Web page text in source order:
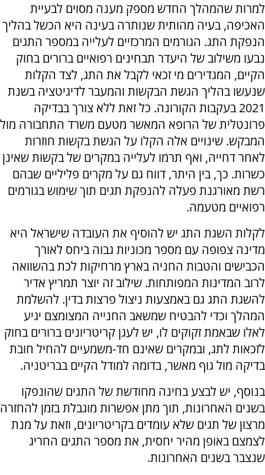
למרות שהמהלך החדש מספק מענה מסוים לבעיית
האכיפה, בעיה מהותית שנותרה בעינה היא הכשל בהליך
הנפקת התג. הגורמים המרכזיים לעלייה במספר התגים
נבעו משילוב של היעדר תבחינים רפואיים ברורים בחוק
הקיים, המגדירים מי זכאי לקבל את התג, לצד הקלות
שנעשו בהליך הגשת הבקשות והמעבר לדיגיטציה בשנת
2021 בעקבות הקורונה. כל זאת ללא צורך בבדיקה
פרונטלית של הרופא המאשר מטעם משרד התחבורה מול
המבקש. שינויים אלה הקלו על הגשת בקשות חוזרות
לאחר דחייה, ואף תרמו לעלייה במקרים של בקשות שאינן
כשרות. כך, בין היתר, דווח גם על מקרים פליליים שבהם
רשת מאורגנת פעלה להנפקת תגים תוך שימוש בגורמים
רפואיים מטעמה.
לקלות השגת התג יש להוסיף את העובדה שישראל היא
מדינה צפופה עם מספר מכוניות גבוה ביחס לאורך
הכבישים והטבות החניה בארץ מרחיקות לכת בהשוואה
לרוב המדינות המפותחות. שילוב זה יוצר תמריץ אדיר
להשגת התג גם באמצעות ניצול פרצות בדין. להשלמת
המהלך וכדי להבטיח שמשאב החנייה המצומצם יגיע
לאלו שבאמת זקוקים לו, יש לעגן קריטריונים ברורים בחוק
לזכאות לתג, ובמקרים שאינם חד-משמעיים להחיל חובת
בדיקה מול גוף מאשר, בדומה למודל הקיים בבריטניה.
בנוסף, יש לבצע בחינה מחודשת של התגים שהונפקו
בשנים האחרונות, תוך מתן אפשרות מוגבלת בזמן להחזרה
מרצון של תגים שלא עומדים בקריטריונים, וזאת על מנת
לצמצם באופן מהיר יחסית, את מספר התגים החריג
שנצבר בשנים האחרונות.